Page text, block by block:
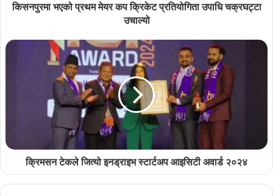
किसनपुरमा भएको प्रथम मेयर कप क्रिकेट प्रतियोगिता उपाधि चक्रघट्टा
उचाल्यो
क्रिमसन टेकले जित्यो इनड्राइभ स्टार्टअप आइसिटी अवार्ड २०२४